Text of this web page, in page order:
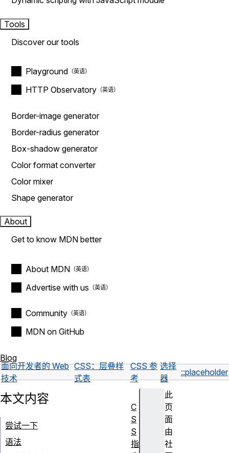
Tools
Discover our tools
Playground
HTTP Observatory
Border-image generator
Border-radius generator
Box-shadow generator
Color format converter
Color mixer
Shape generator
About
Get to know MDN better
About MDN
Advertise with us
Community
MDN on GitHub
Blog
面向开发者的 Web
技术
CSS：层叠样
式表
CSS 参
考
选择
器
::placeholder
此
页
面
由
社
本文内容
尝试一下
语法
C
S
S
指